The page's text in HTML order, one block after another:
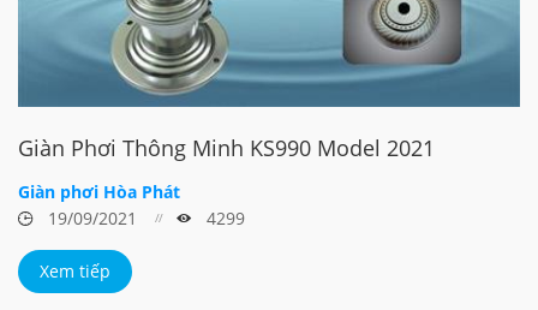
Giàn Phơi Thông Minh KS990 Model 2021
Giàn phơi Hòa Phát
19/09/2021
4299
Xem tiếp